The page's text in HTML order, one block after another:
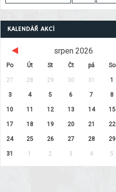
KALENDÁŘ AKCÍ
srpen 2026
Po Út St Čt pá So
27 28 29 30 31 1
3 4 5 6 7 8
10 11 12 13 14 15
17 18 19 20 21 22
24 25 26 27 28 29
31 1 2 3 4 5